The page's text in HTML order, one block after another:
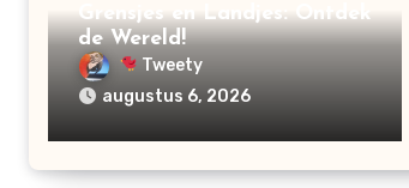
Grensjes en Landjes: Ontdek
de Wereld!
Tweety
augustus 6, 2026